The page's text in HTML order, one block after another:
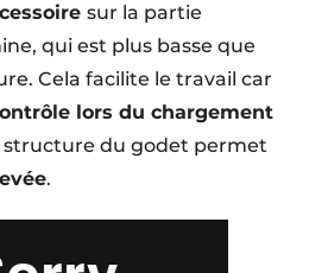
sur la partie
qui est plus basse que
Cela facilite le travail car
lors du chargement
structure du godet permet
.